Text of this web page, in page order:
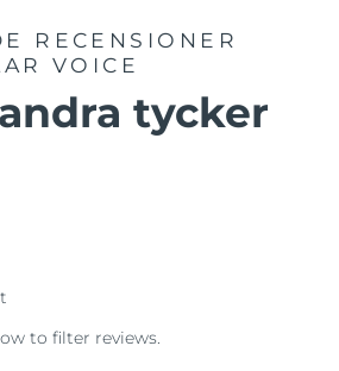
RECENSIONER
VOICE
tycker